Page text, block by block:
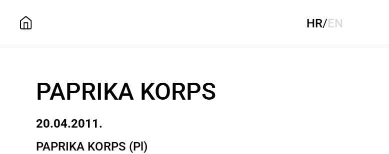
HR/EN
PAPRIKA KORPS
20.04.2011.
PAPRIKA KORPS (Pl)